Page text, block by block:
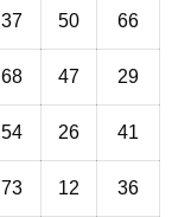
37 50 66
68 47 29
54 26 41
73 12
36